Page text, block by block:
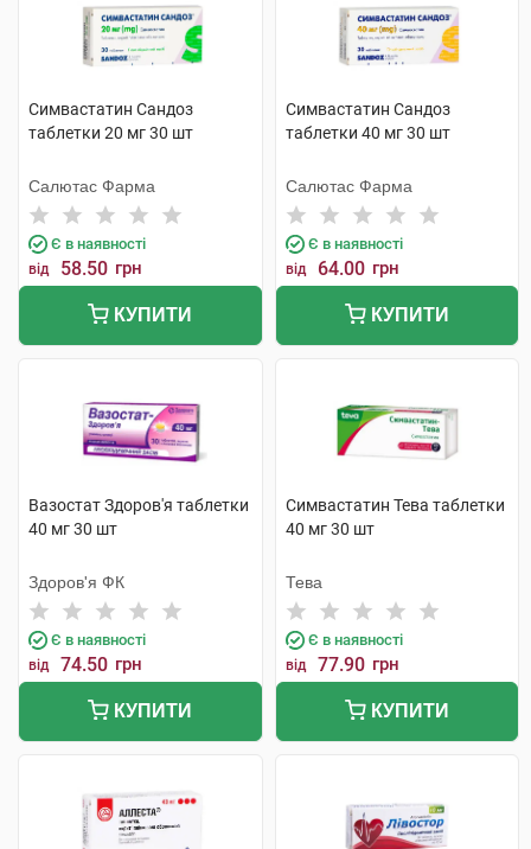
Симвастатин Сандоз
таблетки 20 мг 30 шт
Салютас Фарма
Є в наявності
від 58.50 грн
КУПИТИ
Симвастатин Сандоз
таблетки 40 мг 30 шт
Салютас Фарма
Є в наявності
від 64.00 грн
КУПИТИ
Вазостат Здоров'я таблетки
40 мг 30 шт
Здоров'я ФК
Є в наявності
від 74.50 грн
КУПИТИ
Симвастатин Тева таблетки
40 мг 30 шт
Тева
Є в наявності
від 77.90 грн
КУПИТИ